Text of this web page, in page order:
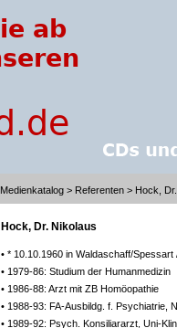
Medienkatalog > Referenten > Hock,
Hock, Dr. Nikolaus
• * 10.10.1960 in Waldaschaff/Spessart
• 1979-86: Studium der Humanmedizin
• 1986-88: Arzt mit ZB Homöopathie
• 1988-93: FA-Ausbildg. f. Psychiatrie,
• 1989-92: Psych. Konsiliararzt, Uni-